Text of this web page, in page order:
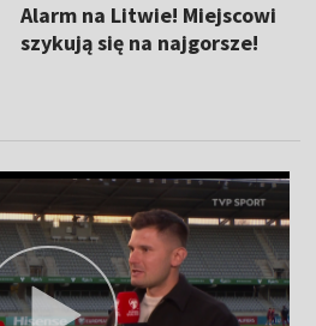
Alarm na Litwie! Miejscowi
szykują się na najgorsze!